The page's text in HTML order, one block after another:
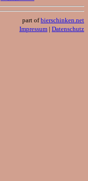
part ofbierschinken.net
Impressum | Datenschutz